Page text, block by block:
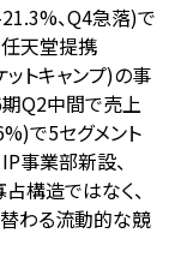
、Q4急落)で
天堂提携
トキャンプ)の事
Q2中間で売上
で5セグメント
事業部新設、
構造ではなく、
わる流動的な競